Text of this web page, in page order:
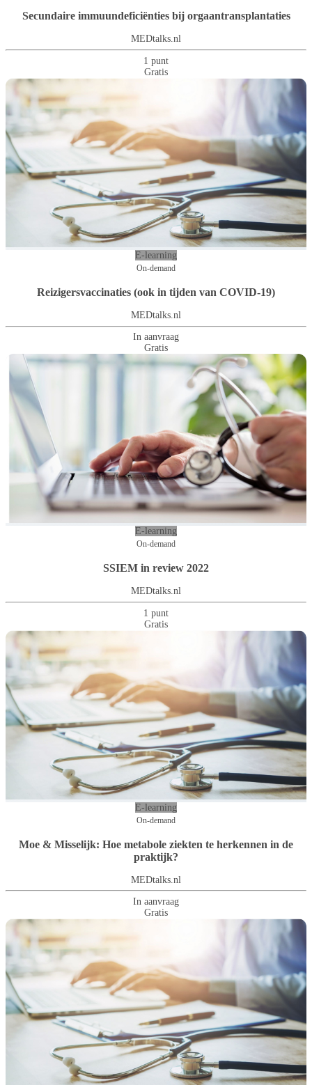
Secundaire immuundeficiënties bij orgaantransplantaties
MEDtalks.nl
1 punt
Gratis
E-learning
On-demand
Reizigersvaccinaties (ook in tijden van COVID-19)
MEDtalks.nl
In aanvraag
Gratis
E-learning
On-demand
SSIEM in review 2022
MEDtalks.nl
1 punt
Gratis
E-learning
On-demand
Moe & Misselijk: Hoe metabole ziekten te herkennen in de
praktijk?
MEDtalks.nl
In aanvraag
Gratis